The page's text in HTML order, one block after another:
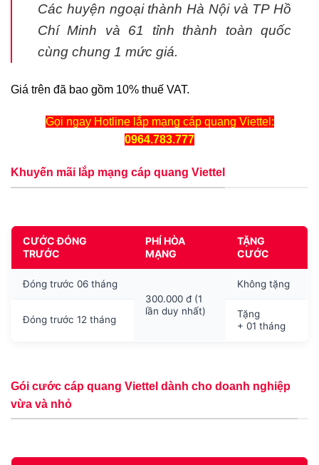
Các huyện ngoại thành Hà Nội và TP Hồ
Chí Minh và 61 tỉnh thành toàn quốc
cùng chung 1 mức giá.
Giá trên đã bao gồm 10% thuế VAT.
Gọi ngay Hotline lắp mạng cáp quang Viettel:
0964.783.777
Khuyến mãi lắp mạng cáp quang Viettel
CƯỚC ĐÓNG
TRƯỚC
PHÍ HÒA
MẠNG
TẶNG
CƯỚC
Đóng trước 06 tháng
300.000 đ (1
lần duy nhất)
Không tặng
Đóng trước 12 tháng
Tặng
+ 01 tháng
Gói cước cáp quang Viettel dành cho doanh nghiệp
vừa và nhỏ